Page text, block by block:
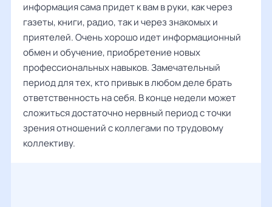
информация сама придет к вам в руки, как через
газеты, книги, радио, так и через знакомых и
приятелей. Очень хорошо идет информационный
обмен и обучение, приобретение новых
профессиональных навыков. Замечательный
период для тех, кто привык в любом деле брать
ответственность на себя. В конце недели может
сложиться достаточно нервный период с точки
зрения отношений с коллегами по трудовому
коллективу.